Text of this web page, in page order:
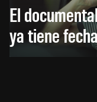
El
ya tiene